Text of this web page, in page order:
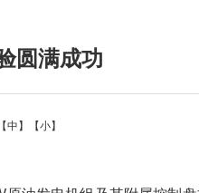
圆满成功
【中】 【小】